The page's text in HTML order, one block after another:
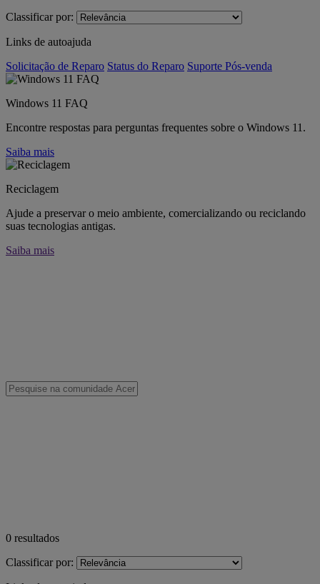
Classificar por:
Links de autoajuda
Solicitação de Reparo Status do Reparo Suporte Pós-venda
Windows 11 FAQ
Encontre respostas para perguntas frequentes sobre o Windows 11.
Saiba mais
Reciclagem
Ajude a preservar o meio ambiente, comercializando ou reciclando
suas tecnologias antigas.
Saiba mais
0 resultados
Classificar por: